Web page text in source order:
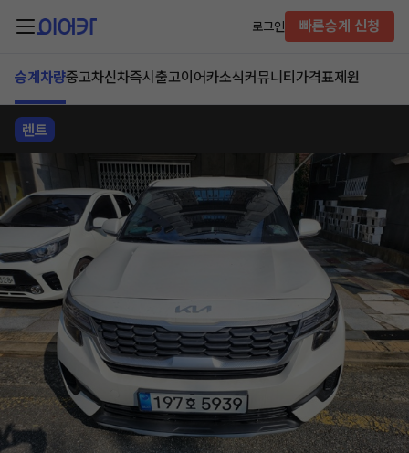
로그인 빠른승계 신청
승계차량중고차신차즉시출고이어카소식커뮤니티 가격표제원
렌트